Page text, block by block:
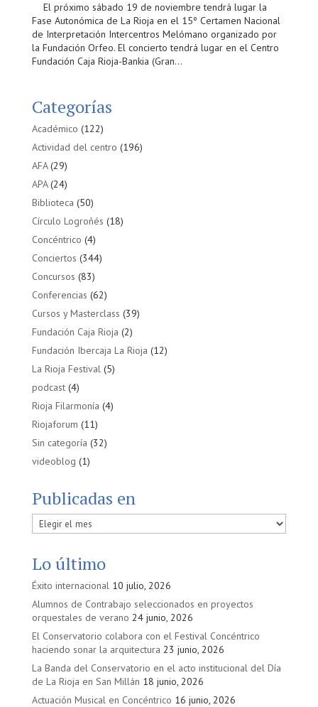
El próximo sábado 19 de noviembre tendrá lugar la
Fase Autonómica de La Rioja en el 15º Certamen Nacional
de Interpretación Intercentros Melómano organizado por
la Fundación Orfeo. El concierto tendrá lugar en el Centro
Fundación Caja Rioja-Bankia (Gran...
Categorías
Académico (122)
Actividad del centro (196)
AFA(29)
APA(24)
Biblioteca (50)
Círculo Logroñés (18)
Concéntrico (4)
Conciertos (344)
Concursos (83)
Conferencias (62)
Cursos y Masterclass (39)
Fundación Caja Rioja (2)
Fundación Ibercaja La Rioja (12)
La Rioja Festival(5)
podcast(4)
Rioja Filarmonía (4)
Riojaforum (11)
Sin categoría (32)
videoblog (1)
Publicadas en
Publicadas
en
Lo último
Éxito internacional 10 julio, 2026
Alumnos de Contrabajo seleccionados en proyectos
orquestales de verano 24 junio, 2026
El Conservatorio colabora con el Festival Concéntrico
haciendo sonar la arquitectura 23 junio, 2026
La Banda del Conservatorio en el acto institucional del Día
de La Rioja en San Millán 18 junio, 2026
Actuación Musical en Concéntrico 16 junio, 2026